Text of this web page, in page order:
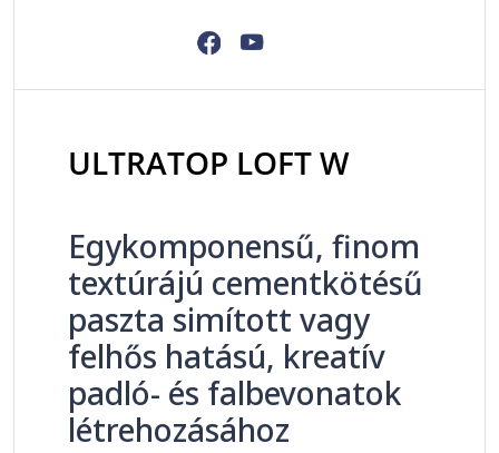
ULTRATOP LOFT W
Egykomponensű, finom
textúrájú cementkötésű
paszta simított vagy
felhős hatású, kreatív
padló- és falbevonatok
létrehozásához